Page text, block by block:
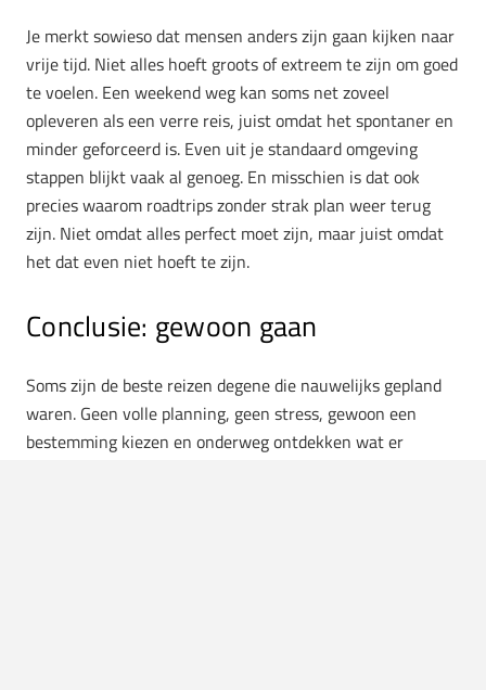
Je merkt sowieso dat mensen anders zijn gaan kijken naar
vrije tijd. Niet alles hoeft groots of extreem te zijn om goed
te voelen. Een weekend weg kan soms net zoveel
opleveren als een verre reis, juist omdat het spontaner en
minder geforceerd is. Even uit je standaard omgeving
stappen blijkt vaak al genoeg. En misschien is dat ook
precies waarom roadtrips zonder strak plan weer terug
zijn. Niet omdat alles perfect moet zijn, maar juist omdat
het dat even niet hoeft te zijn.
Conclusie: gewoon gaan
Soms zijn de beste reizen degene die nauwelijks gepland
waren. Geen volle planning, geen stress, gewoon een
bestemming kiezen en onderweg ontdekken wat er